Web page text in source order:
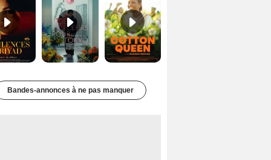
Bandes-annonces à ne pas manquer